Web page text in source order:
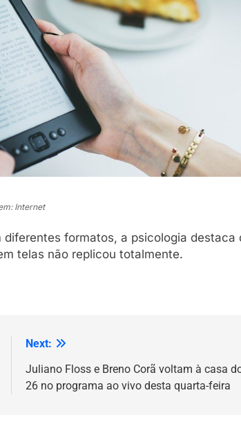
Internet
formatos, a psicologia destaca
telas não replicou totalmente.
Next:
Juliano Floss e Breno Corã voltam à casa
26 no programa ao vivo desta quarta-feira